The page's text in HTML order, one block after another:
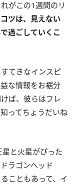
がこの1週間のリ
ツは、見えない
過ごしていくこ
てきなインスピ
な情報をお裾分
ば、彼らはフレ
ってちょうだいね
と火星がぴった
ラゴンヘッド
こともあって、イ